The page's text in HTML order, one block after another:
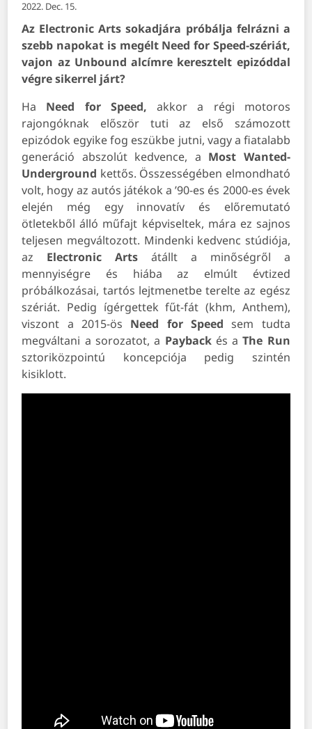
2022. Dec. 15.
Az Electronic Arts sokadjára próbálja felrázni a
szebb napokat is megélt Need for Speed-szériát,
vajon az Unbound alcímre keresztelt epizóddal
végre sikerrel járt?
Ha Need for Speed, akkor a régi motoros
rajongóknak először tuti az első számozott
epizódok egyike fog eszükbe jutni, vagy a fiatalabb
generáció abszolút kedvence, a Most Wanted-
Underground kettős. Összességében elmondható
volt, hogy az autós játékok a ’90-es és 2000-es évek
elején még egy innovatív és előremutató
ötletekből álló műfajt képviseltek, mára ez sajnos
teljesen megváltozott. Mindenki kedvenc stúdiója,
az Electronic Arts átállt a minőségről a
mennyiségre és hiába az elmúlt évtized
próbálkozásai, tartós lejtmenetbe terelte az egész
szériát. Pedig ígérgettek fűt-fát (khm, Anthem),
viszont a 2015-ös Need for Speed sem tudta
megváltani a sorozatot, a Paybackés aThe Run
sztoriközpointú koncepciója pedig szintén
kisiklott.